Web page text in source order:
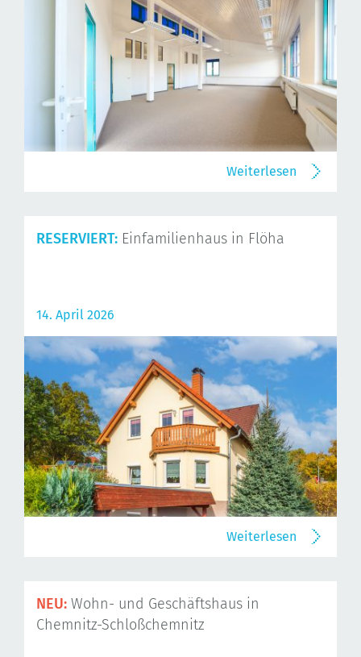
Weiterlesen
RESERVIERT: Einfamilienhaus in Flöha
14. April 2026
Weiterlesen
NEU: Wohn- und Geschäftshaus in
Chemnitz-Schloßchemnitz